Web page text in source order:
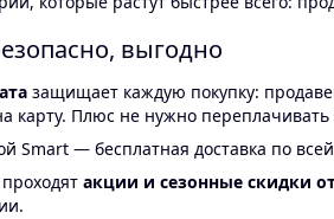
выгодно
защищает каждую покупку:
карту. Плюс не нужно
Smart — бесплатная доставка по
акции и сезонные скидки